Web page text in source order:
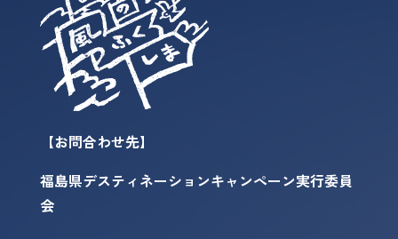
【お問合わせ先】
福島県デスティネーションキャンペーン実行委員
会